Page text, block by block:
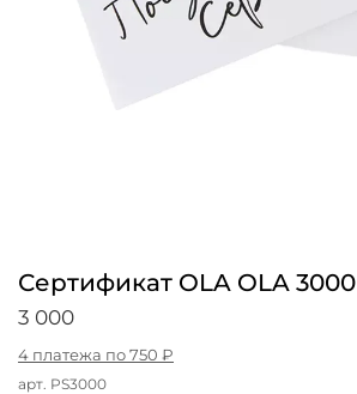
арт. PS3000
Сертификат OLA OLA 3000
3 000
4 платежа по 750 ₽